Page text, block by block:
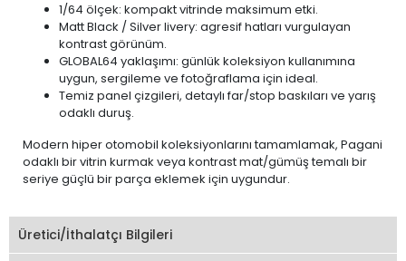
1/64 ölçek: kompakt vitrinde maksimum etki.
Matt Black / Silver livery: agresif hatları vurgulayan
kontrast görünüm.
GLOBAL64 yaklaşımı: günlük koleksiyon kullanımına
uygun, sergileme ve fotoğraflama için ideal.
Temiz panel çizgileri, detaylı far/stop baskıları ve yarış
odaklı duruş.
Modern hiper otomobil koleksiyonlarını tamamlamak, Pagani
odaklı bir vitrin kurmak veya kontrast mat/gümüş temalı bir
seriye güçlü bir parça eklemek için uygundur.
Üretici/İthalatçı Bilgileri